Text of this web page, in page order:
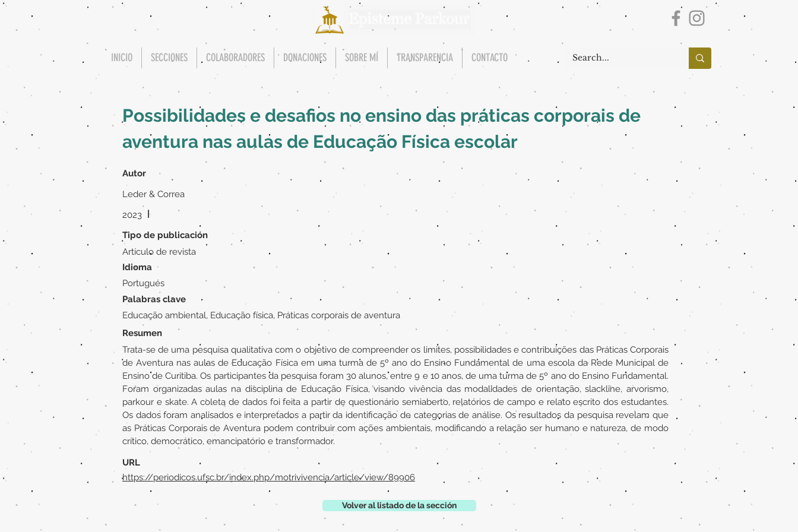
INICIO SECCIONES COLABORADORES DONACIONES SOBRE MÍ TRANSPARENCIA CONTACTO
Possibilidades e desafios no ensino das práticas corporais de
aventura nas aulas de Educação Física escolar
Autor
Leder & Correa
2023 |
Tipo de publicación
Artículo de revista
Idioma
Portugués
Palabras clave
Educação ambiental, Educação física, Práticas corporais de aventura
Resumen
Trata-se de uma pesquisa qualitativa com o objetivo de compreender os limites, possibilidades e contribuições das Práticas Corporais
de Aventura nas aulas de Educação Física em uma turma de 5º ano do Ensino Fundamental de uma escola da Rede Municipal de
Ensino de Curitiba. Os participantes da pesquisa foram 30 alunos, entre 9 e 10 anos, de uma turma de 5º ano do Ensino Fundamental.
Foram organizadas aulas na disciplina de Educação Física, visando vivência das modalidades de orientação, slackline, arvorismo,
parkour e skate. A coleta de dados foi feita a partir de questionário semiaberto, relatórios de campo e relato escrito dos estudantes.
Os dados foram analisados e interpretados a partir da identificação de categorias de análise. Os resultados da pesquisa revelam que
as Práticas Corporais de Aventura podem contribuir com ações ambientais, modificando a relação ser humano e natureza, de modo
crítico, democrático, emancipatório e transformador.
URL
https://periodicos.ufsc.br/index.php/motrivivencia/article/view/89906
Volver al listado de la sección